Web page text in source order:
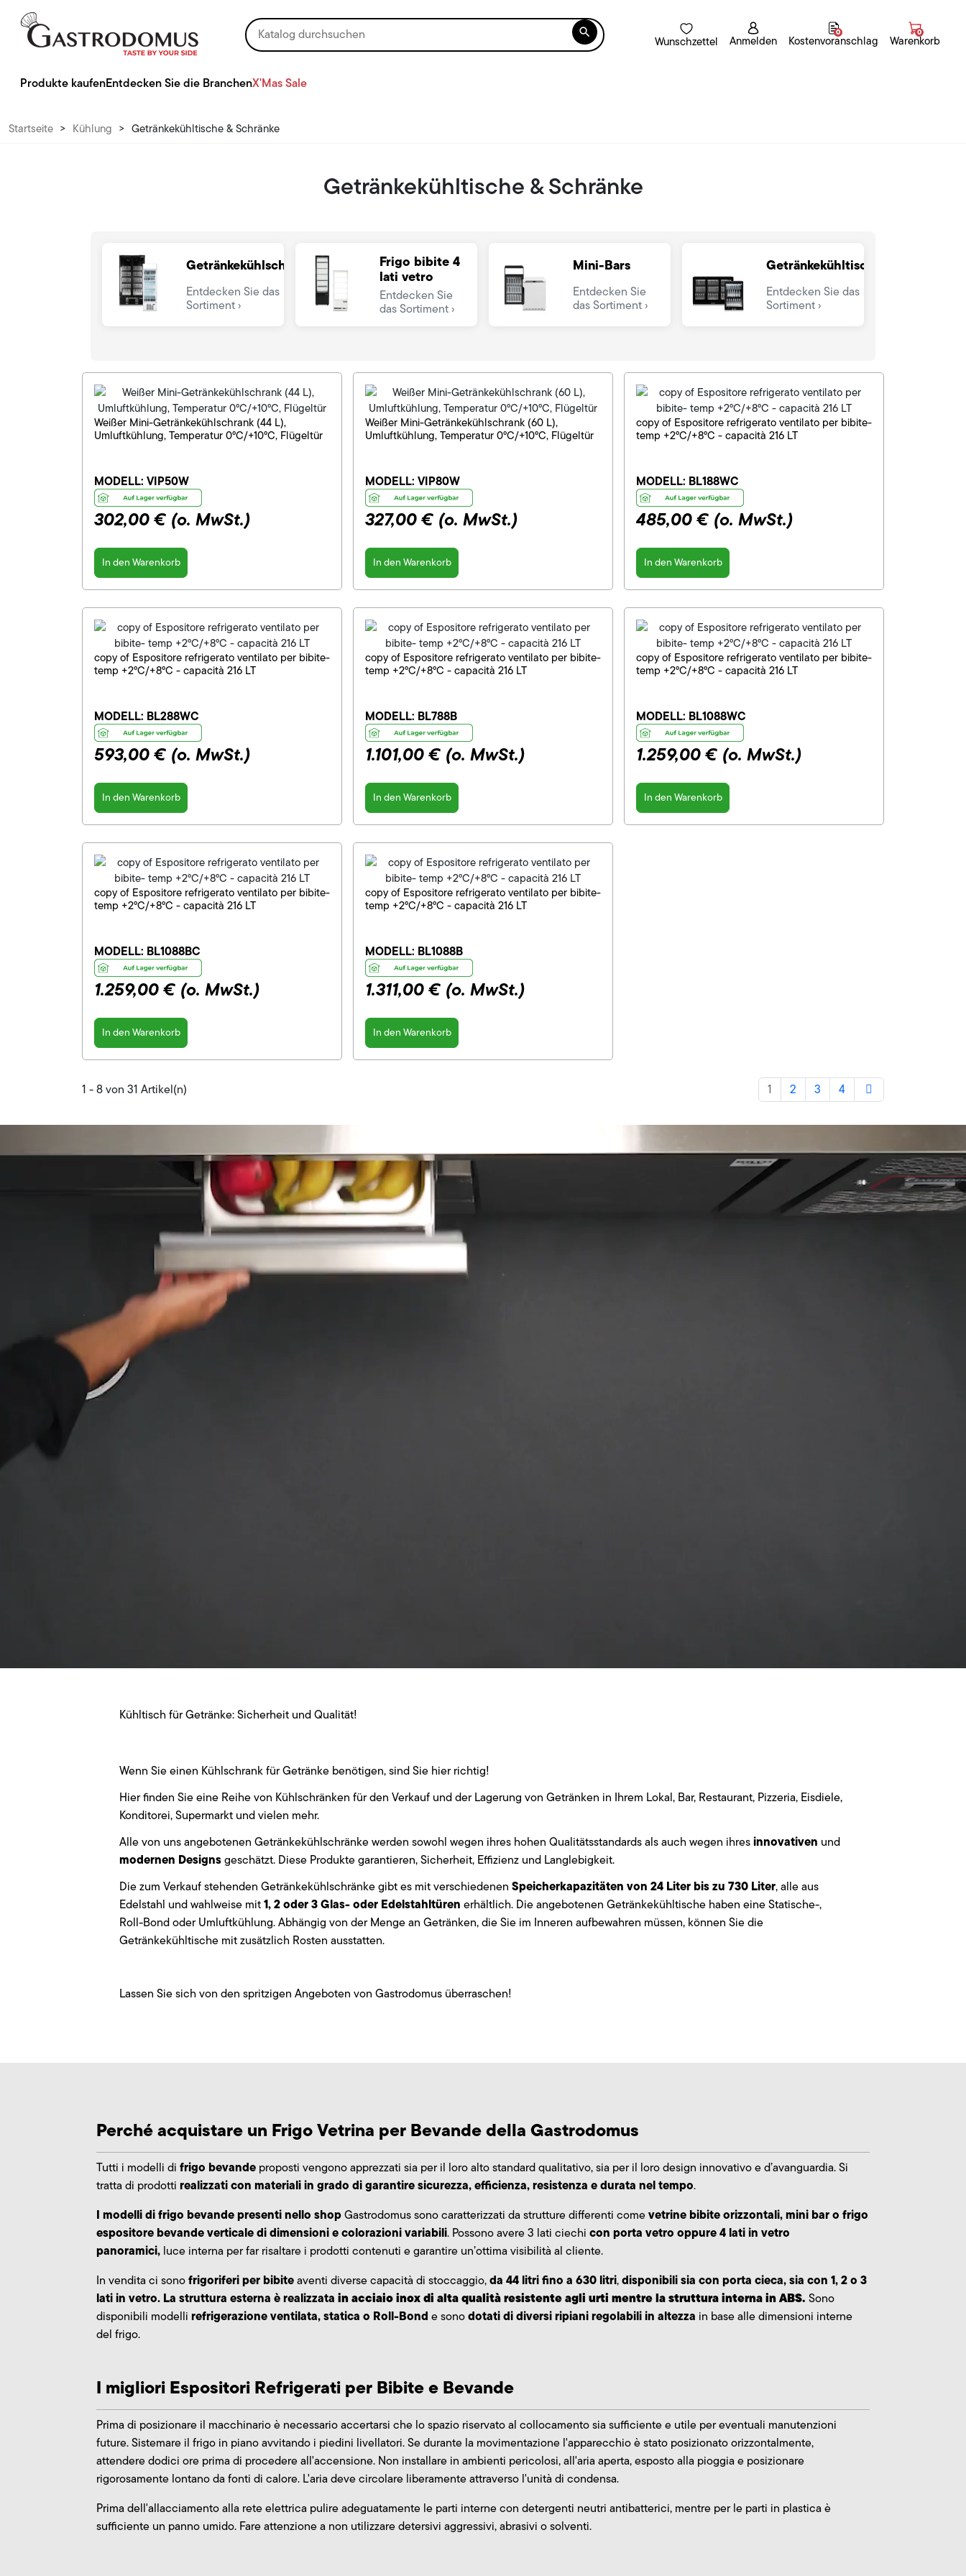

Wunschzettel Anmelden Kostenvoranschlag
0
Warenkorb
0
Produkte kaufenEntdecken Sie die BranchenX'Mas Sale
Startseite > Kühlung > Getränkekühltische & Schränke
Getränkekühltische & Schränke
Getränkekühlschränke
Entdecken Sie das
Sortiment
Frigo bibite 4
lati vetro
Entdecken Sie
das Sortiment
Mini-Bars
Entdecken Sie
das Sortiment
Getränkekühltische
Entdecken Sie das
Sortiment
Weißer Mini-Getränkekühlschrank (44 L),
Umluftkühlung, Temperatur 0°C/+10°C, Flügeltür
MODELL: VIP50W
302,00 € (o. MwSt.)
In den Warenkorb
Weißer Mini-Getränkekühlschrank (60 L),
Umluftkühlung, Temperatur 0°C/+10°C, Flügeltür
MODELL: VIP80W
327,00 € (o. MwSt.)
In den Warenkorb
copy of Espositore refrigerato ventilato per bibite-
temp +2°C/+8°C - capacità 216 LT
MODELL: BL188WC
485,00 € (o. MwSt.)
In den Warenkorb
copy of Espositore refrigerato ventilato per bibite-
temp +2°C/+8°C - capacità 216 LT
MODELL: BL288WC
593,00 € (o. MwSt.)
In den Warenkorb
copy of Espositore refrigerato ventilato per bibite-
temp +2°C/+8°C - capacità 216 LT
MODELL: BL788B
1.101,00 € (o. MwSt.)
In den Warenkorb
copy of Espositore refrigerato ventilato per bibite-
temp +2°C/+8°C - capacità 216 LT
MODELL: BL1088WC
1.259,00 € (o. MwSt.)
In den Warenkorb
copy of Espositore refrigerato ventilato per bibite-
temp +2°C/+8°C - capacità 216 LT
MODELL: BL1088BC
1.259,00 € (o. MwSt.)
In den Warenkorb
copy of Espositore refrigerato ventilato per bibite-
temp +2°C/+8°C - capacità 216 LT
MODELL: BL1088B
1.311,00 € (o. MwSt.)
In den Warenkorb
1 - 8 von 31 Artikel(n) 1 2 3 4
Kühltisch für Getränke: Sicherheit und Qualität!
Wenn Sie einen Kühlschrank für Getränke benötigen, sind Sie hier richtig!
Hier finden Sie eine Reihe von Kühlschränken für den Verkauf und der Lagerung von Getränken in Ihrem Lokal, Bar, Restaurant, Pizzeria, Eisdiele,
Konditorei, Supermarkt und vielen mehr.
Alle von uns angebotenen Getränkekühlschränke werden sowohl wegen ihres hohen Qualitätsstandards als auch wegen ihresinnovativen und
modernen Designsgeschätzt. Diese Produkte garantieren, Sicherheit, Effizienz und Langlebigkeit.
Die zum Verkauf stehenden Getränkekühlschränke gibt es mit verschiedenen Speicherkapazitäten von 24 Liter bis zu 730 Liter, alle aus
Edelstahl und wahlweise mit1, 2 oder 3 Glas- oder Edelstahltüren erhältlich. Die angebotenen Getränkekühltische haben eine Statische-,
Roll-Bond oder Umluftkühlung. Abhängig von der Menge an Getränken, die Sie im Inneren aufbewahren müssen, können Sie die
Getränkekühltische mit zusätzlich Rosten ausstatten.
Lassen Sie sich von den spritzigen Angeboten von Gastrodomus überraschen!
Perché acquistare un Frigo Vetrina per Bevande della Gastrodomus
Tutti i modelli di frigo bevande proposti vengono apprezzati sia per il loro alto standard qualitativo, sia per il loro design innovativo e d’avanguardia. Si
tratta di prodotti realizzati con materiali in grado di garantire sicurezza, efficienza, resistenza e durata nel tempo.
I modelli di frigo bevande presenti nello shopGastrodomus sono caratterizzati da strutture differenti comevetrine bibite orizzontali, mini bar o frigo
espositore bevande verticale di dimensioni e colorazioni variabili. Possono avere 3 lati ciechi con porta vetro oppure 4 lati in vetro
panoramici, luce interna per far risaltare i prodotti contenuti e garantire un’ottima visibilità al cliente.
In vendita ci sonofrigoriferi per bibiteaventi diverse capacità di stoccaggio,da 44 litri fino a 630 litri,disponibili sia con porta cieca, sia con 1, 2 o 3
lati in vetro. La struttura esterna è realizzata in acciaio inox di alta qualità resistente agli urti mentre la struttura interna in ABS. Sono
disponibili modelli refrigerazione ventilata, statica o Roll-Bond e sonodotati di diversi ripiani regolabili in altezza in base alle dimensioni interne
del frigo.
I migliori Espositori Refrigerati per Bibite e Bevande
Prima di posizionare il macchinario è necessario accertarsi che lo spazio riservato al collocamento sia sufficiente e utile per eventuali manutenzioni
future. Sistemare il frigo in piano avvitando i piedini livellatori. Se durante la movimentazione l'apparecchio è stato posizionato orizzontalmente,
attendere dodici ore prima di procedere all'accensione. Non installare in ambienti pericolosi, all'aria aperta, esposto alla pioggia e posizionare
rigorosamente lontano da fonti di calore. L'aria deve circolare liberamente attraverso l'unità di condensa.
Prima dell'allacciamento alla rete elettrica pulire adeguatamente le parti interne con detergenti neutri antibatterici, mentre per le parti in plastica è
sufficiente un panno umido. Fare attenzione a non utilizzare detersivi aggressivi, abrasivi o solventi.